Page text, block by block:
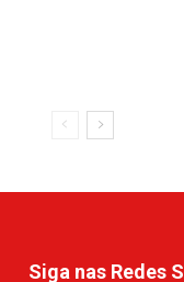
Siga nas Redes